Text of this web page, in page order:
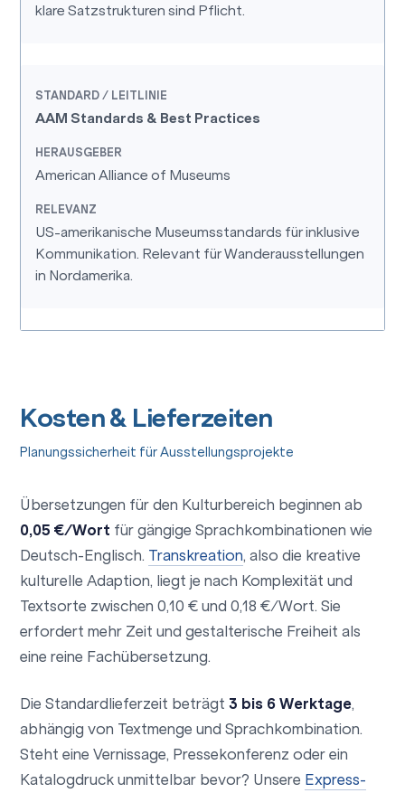
klare Satzstrukturen sind Pflicht.
AAM Standards & Best Practices
American Alliance of Museums
US-amerikanische Museumsstandards für inklusive
Kommunikation. Relevant für Wanderausstellungen
in Nordamerika.
Kosten & Lieferzeiten
Planungssicherheit für Ausstellungsprojekte
Übersetzungen für den Kulturbereich beginnen ab
0,05 €/Wort für gängige Sprachkombinationen wie
Deutsch-Englisch. Transkreation, also die kreative
kulturelle Adaption, liegt je nach Komplexität und
Textsorte zwischen 0,10 € und 0,18 €/Wort. Sie
erfordert mehr Zeit und gestalterische Freiheit als
eine reine Fachübersetzung.
Die Standardlieferzeit beträgt3 bis 6 Werktage,
abhängig von Textmenge und Sprachkombination.
Steht eine Vernissage, Pressekonferenz oder ein
Katalogdruck unmittelbar bevor? Unsere Express-